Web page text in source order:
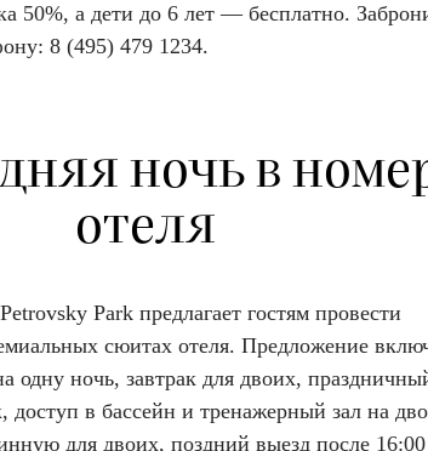
50%, а дети до 6 лет — бесплатно.
8 (495) 479 1234.
ночь в
отеля
Park предлагает гостям провести
сюитах отеля. Предложение
одну ночь, завтрак для двоих,
доступ в бассейн и тренажерный зал на
для двоих, поздний выезд после